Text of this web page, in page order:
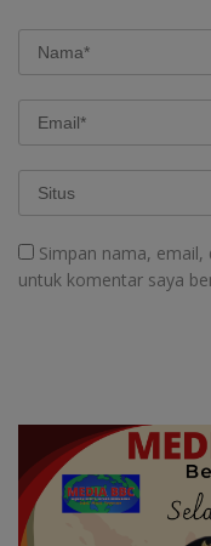
Simpan nama,
untuk komentar saya